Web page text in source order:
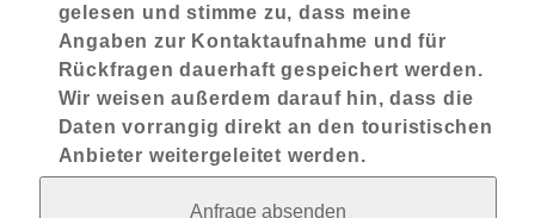
gelesen und stimme zu, dass meine
Angaben zur Kontaktaufnahme und für
Rückfragen dauerhaft gespeichert werden.
Wir weisen außerdem darauf hin, dass die
Daten vorrangig direkt an den touristischen
Anbieter weitergeleitet werden.